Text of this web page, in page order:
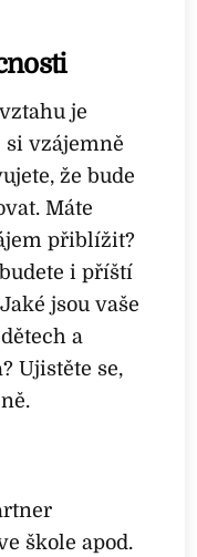
je
si vzájemně
že bude
Máte
přiblížit?
i příští
jsou vaše
a
Ujistěte se,
škole apod.